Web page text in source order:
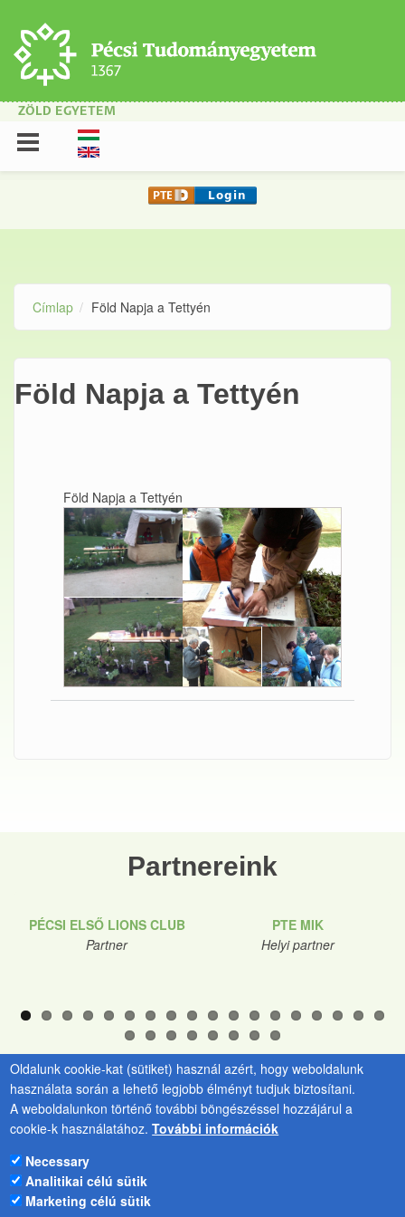
ZÖLD EGYETEM
Címlap Föld Napja a Tettyén
Föld Napja a Tettyén
Föld Napja a Tettyén
Partnereink
PÉCSI ELSŐ LIONS CLUB
Partner
PTE MIK
Helyi partner
PTE Kancellária
Programiroda
H-7633 Pécs,
Kulcsár Tünde
Oldalunk cookie-kat (sütiket) használ azért, hogy weboldalunk
használata során a lehető legjobb élményt tudjuk biztosítani.
A weboldalunkon történő további böngészéssel hozzájárul a
cookie-k használatához. További információk
Necessary
Analitikai célú sütik
Marketing célú sütik